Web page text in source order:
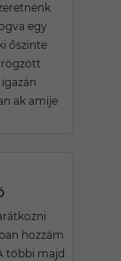
egy
őszinte
ak amije
hozzám
többi majd